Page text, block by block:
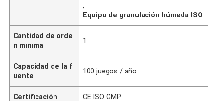
,
Equipo de granulación húmeda ISO
Cantidad de orde
n mínima
1
Capacidad de la f
uente
100 juegos / año
Certificación CE ISO GMP